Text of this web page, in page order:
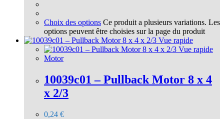
Choix des options Ce produit a plusieurs variations. Les
options peuvent être choisies sur la page du produit
Vue rapide
Vue rapide
Motor
10039c01 – Pullback Motor 8 x 4
x 2/3
0,24 €